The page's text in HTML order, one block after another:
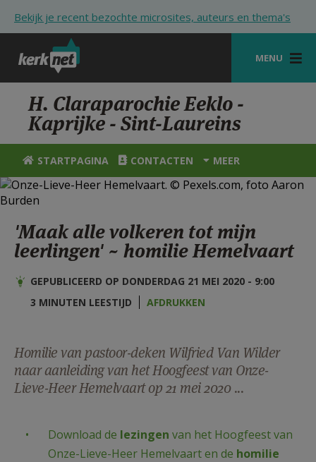
Bekijk je recent bezochte microsites, auteurs en thema's
MENU
STARTPAGINA
KERK
VIERINGEN
SHOP
HULP
STARTPAGINA PORTAAL
MIJN PAROCHIE
H. Claraparochie Eeklo -
Kaprijke - Sint-Laureins
STARTPAGINA CONTACTEN MEER
'Maak alle volkeren tot mijn
leerlingen' ~ homilie Hemelvaart
GEPUBLICEERD OP DONDERDAG 21 MEI 2020 - 9:00
3 MINUTEN LEESTIJD
AFDRUKKEN
Homilie van pastoor-deken Wilfried Van Wilder
naar aanleiding van het Hoogfeest van Onze-
Lieve-Heer Hemelvaart op 21 mei 2020 ...
Download de lezingen van het Hoogfeest van
Onze-Lieve-Heer Hemelvaart en de homilie